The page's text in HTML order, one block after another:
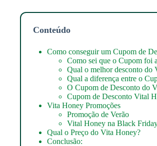
Conteúdo
Como conseguir um Cupom de
Como sei que o Cupom foi
Qual o melhor desconto do
Qual a diferença entre o
O Cupom de Desconto do
Cupom de Desconto Vital
Vita Honey Promoções
Promoção de Verão
Vital Honey na Black
Qual o Preço do Vita Honey?
Conclusão: